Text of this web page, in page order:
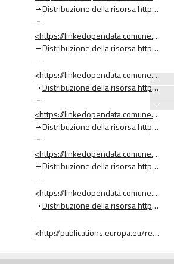
Distribuzione della risorsa https://datigis.comune.fi.it/gml/esercizi_storici.xml
<https://linkedopendata.comune.fi.it/data/Distribuzione/22953_https___datigis_comune_fi_it_csv_eserciz>
Distribuzione della risorsa https://datigis.comune.fi.it/csv/esercizi_storici.csv
<https://linkedopendata.comune.fi.it/data/Distribuzione/20225_sviluppo_economico_esercizi_storici>
Distribuzione della risorsa http://tms.comune.fi.it/tiles/service/wms?request=GetCapabilities&service=WMS&tiled=TRUE&version=1.3.0
<https://linkedopendata.comune.fi.it/data/Distribuzione/22145_https___datigis_comune_fi_it_shp_eserciz>
Distribuzione della risorsa https://datigis.comune.fi.it/shp/esercizi_storici.zip
<https://linkedopendata.comune.fi.it/data/Distribuzione/22147_https___datigis_comune_fi_it_kml_eserciz>
Distribuzione della risorsa https://datigis.comune.fi.it/kml/esercizi_storici.kmz
<https://linkedopendata.comune.fi.it/data/Distribuzione/22514_https___linkedopendata_comune_fi_it_down>
Distribuzione della risorsa https://linkedopendata.comune.fi.it/download/rdf/esercizi_storici.ttl
<http://publications.europa.eu/resource/authority/data-theme/REGI>